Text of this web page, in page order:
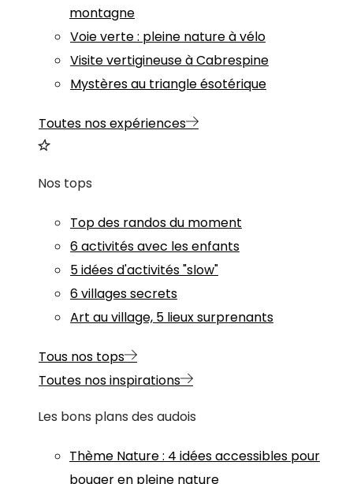
montagne
Voie verte : pleine nature à vélo
Visite vertigineuse à Cabrespine
Mystères au triangle ésotérique
Toutes nos expériences
Nos tops
Top des randos du moment
6 activités avec les enfants
5 idées d'activités "slow"
6 villages secrets
Art au village, 5 lieux surprenants
Tous nos tops
Toutes nos inspirations
Les bons plans des audois
Thème Nature: 4 idées accessibles pour
bouger en pleine nature